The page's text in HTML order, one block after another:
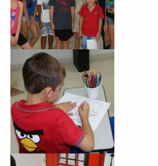
Preencha com
já vamos te